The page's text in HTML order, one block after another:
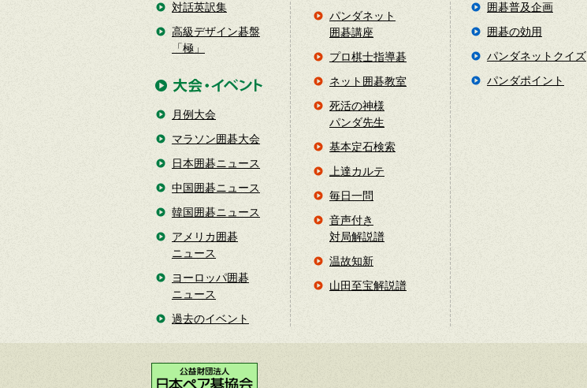
対話英訳集
高級デザイン碁盤
「極」
月例大会
マラソン囲碁大会
日本囲碁ニュース
中国囲碁ニュース
韓国囲碁ニュース
アメリカ囲碁
ニュース
ヨーロッパ囲碁
ニュース
過去のイベント
パンダネット
囲碁講座
プロ棋士指導碁
ネット囲碁教室
死活の神様
パンダ先生
基本定石検索
上達カルテ
毎日一問
音声付き
対局解説譜
温故知新
山田至宝解説譜
囲碁普及企画
囲碁の効用
パンダネットクイズ
パンダポイント